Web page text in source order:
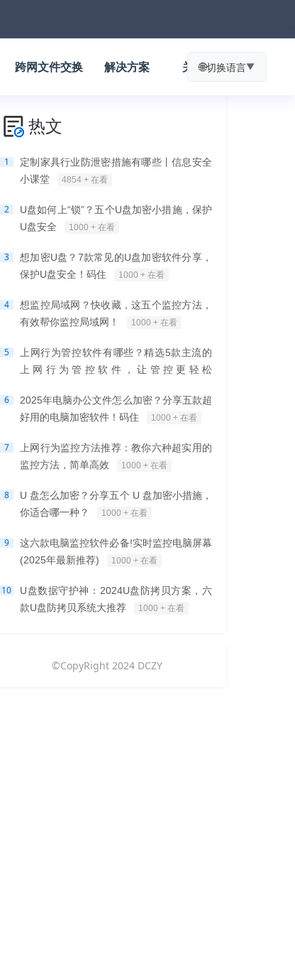
跨网文件交换 解决方案 关于我们
🌐切换语言▼
热文
1
定制家具行业防泄密措施有哪些丨信息安全
小课堂
4854 + 在看
2
U盘如何上“锁”？五个U盘加密小措施，保护
U盘安全
1000 + 在看
3
想加密U盘？7款常见的U盘加密软件分享，
保护U盘安全！码住
1000 + 在看
4
想监控局域网？快收藏，这五个监控方法，
有效帮你监控局域网！
1000 + 在看
5
上网行为管控软件有哪些？精选5款主流的
上网行为管控软件，让管控更轻松
6
2025年电脑办公文件怎么加密？分享五款超
好用的电脑加密软件！码住
1000 + 在看
7
上网行为监控方法推荐：教你六种超实用的
监控方法，简单高效
1000 + 在看
8
U 盘怎么加密？分享五个 U 盘加密小措施，
你适合哪一种？
1000 + 在看
9
这六款电脑监控软件必备!实时监控电脑屏幕
(2025年最新推荐)
1000 + 在看
10
U盘数据守护神：2024U盘防拷贝方案，六
款U盘防拷贝系统大推荐
1000 + 在看
©CopyRight 2024 DCZY